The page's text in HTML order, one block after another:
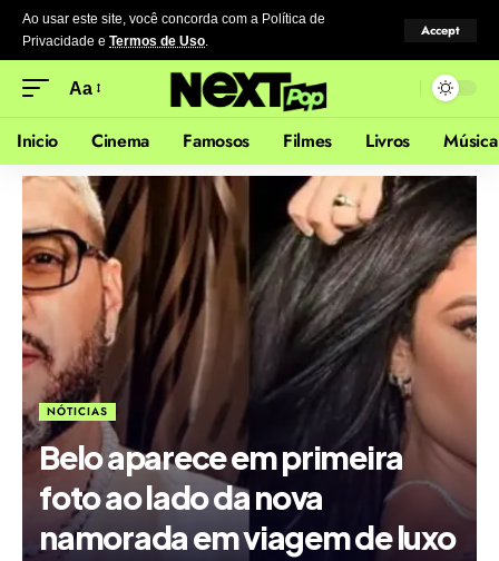
Ao usar este site, você concorda com a Política de
Privacidade e Termos de Uso.
Accept
Aa
Inicio Cinema Famosos Filmes Livros Música
NÓTICIAS
Belo aparece em primeira
foto ao lado da nova
namorada em viagem de luxo